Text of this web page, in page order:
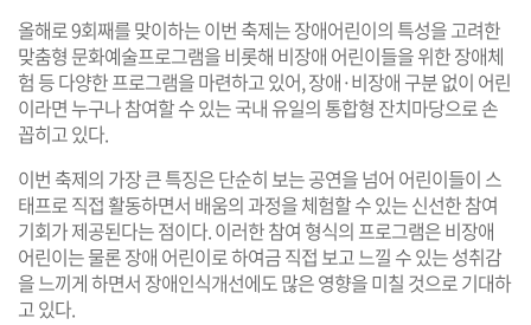
올해로 9회째를 맞이하는 이번 축제는 장애어린이의 특성을 고려한
맞춤형 문화예술프로그램을 비롯해 비장애 어린이들을 위한 장애체
험 등 다양한 프로그램을 마련하고 있어, 장애·비장애 구분 없이 어린
이라면 누구나 참여할 수 있는 국내 유일의 통합형 잔치마당으로 손
꼽히고 있다.
이번 축제의 가장 큰 특징은 단순히 보는 공연을 넘어 어린이들이 스
태프로 직접 활동하면서 배움의 과정을 체험할 수 있는 신선한 참여
기회가 제공된다는 점이다. 이러한 참여 형식의 프로그램은 비장애
어린이는 물론 장애 어린이로 하여금 직접 보고 느낄 수 있는 성취감
을 느끼게 하면서 장애인식개선에도 많은 영향을 미칠 것으로 기대하
고 있다.